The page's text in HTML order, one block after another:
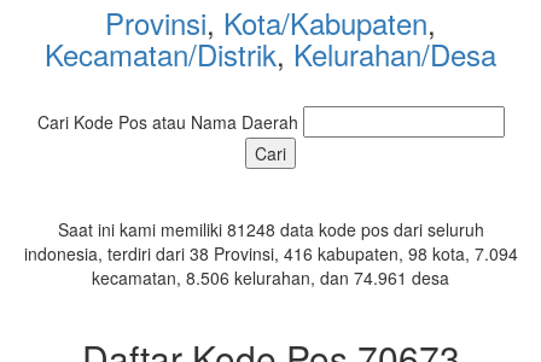
Provinsi, Kota/Kabupaten,
Kecamatan/Distrik, Kelurahan/Desa
Cari Kode Pos atau Nama Daerah
Saat ini kami memiliki 81248 data kode pos dari seluruh
indonesia, terdiri dari 38 Provinsi, 416 kabupaten, 98 kota, 7.094
kecamatan, 8.506 kelurahan, dan 74.961 desa